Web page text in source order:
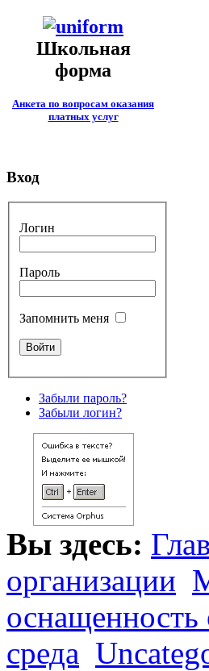
Школьная
форма
Анкета по вопросам оказания
платных услуг
Вход
Логин
Пароль
Запомнить меня
Забыли пароль?
Забыли логин?
Вы здесь:
организации
оснащенность
среда